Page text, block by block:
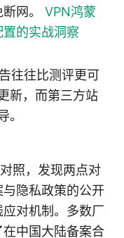
网。 VPN鸿蒙
的实战洞察
往往比测评更可
新，而第三方站
。
照，发现两点对
隐私政策的公开
对机制。多数厂
中国大陆备案合